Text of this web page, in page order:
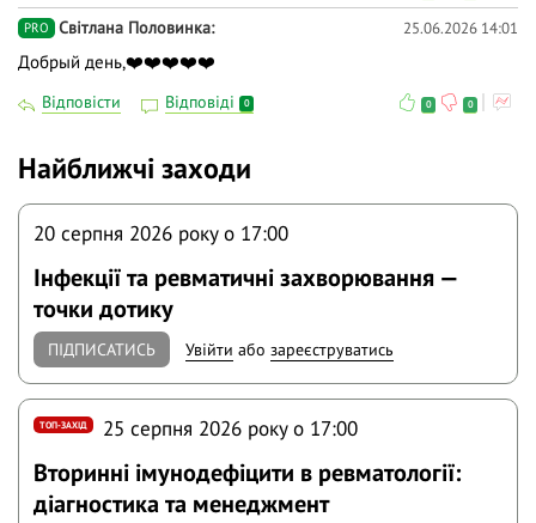
PRO Світлана Половинка 25.06.2026 14:01
Добрый день,❤️❤️❤️❤️❤️
Відповісти Відповіді 0 0 0
Найближчі заходи
20 серпня 2026 року o 17:00
Інфекції та ревматичні захворювання —
точки дотику
ПІДПИСАТИСЬ Увійти абозареєструватись
ТОП-ЗАХІД 25 серпня 2026 року o 17:00
Вторинні імунодефіцити в ревматології:
діагностика та менеджмент